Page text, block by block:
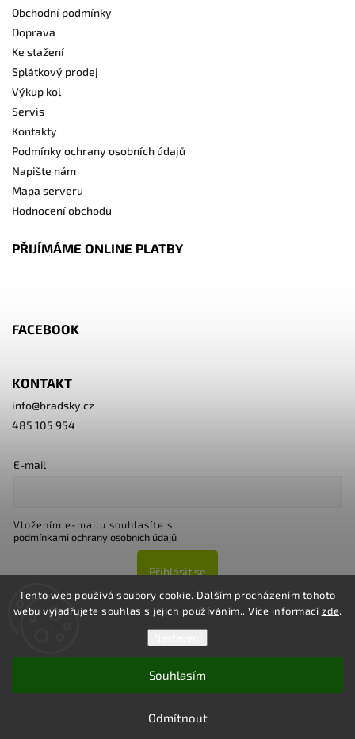
Tento web používá soubory cookie. Dalším procházením tohoto
webu vyjadřujete souhlas s jejich používáním.. Více informacízde.
Odmítnout
Souhlasím
Obchodní podmínky
Doprava
Ke stažení
Splátkový prodej
Výkup kol
Servis
Kontakty
Podmínky ochrany osobních údajů
Napište nám
Mapa serveru
Hodnocení obchodu
PŘIJÍMÁME ONLINE PLATBY
FACEBOOK
KONTAKT
info@bradsky.cz
485 105 954
E-mail
Vložením e-mailu souhlasíte s
podmínkami ochrany osobních údajů
Přihlásit se
Shoptet| Design